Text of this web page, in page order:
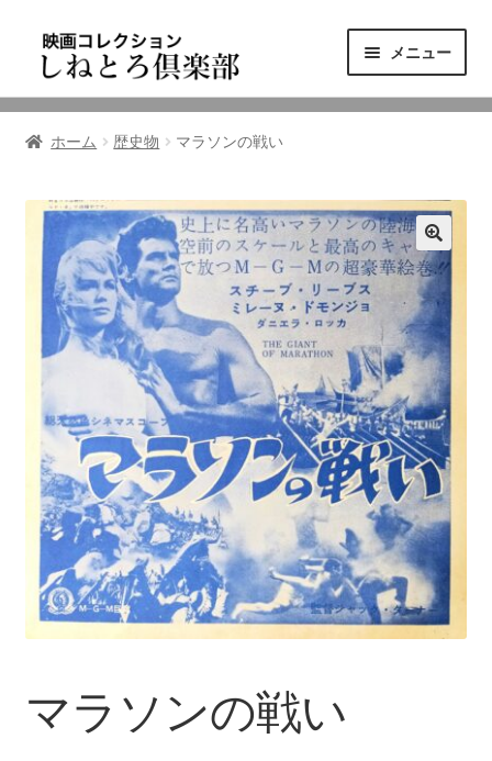
ゲ
シ
ン
テ
ツ
ス
メニュー
ニュース
東三河の映画館
しねとろ倶楽部について
リンクの旅
ホーム 歴史物 マラソンの戦い
マラソンの戦い